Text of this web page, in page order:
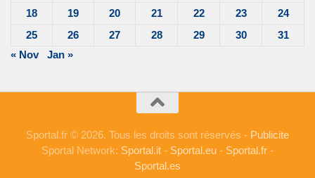
18
19 20 21 22 23
24
25
26 27 28 29 30
31
« Nov
Jan »
Sportal.fr © 2026. Tous les droits sont réservés - Publicite
Sportal Network: Sportal.it - Sportal.eu - Sportal.fr -
Sportal.es